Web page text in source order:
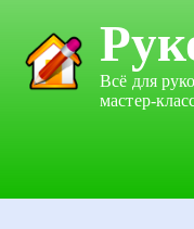
Всё для
мастер-